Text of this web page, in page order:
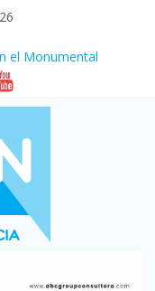
julio: bajó un 12,6%
el Monumental
dos décadas y ya
el sector
y consumo
por el país, un 5,9%